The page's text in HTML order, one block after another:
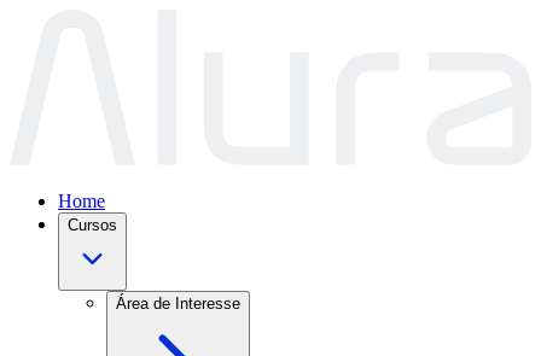
Home
Cursos
Área de Interesse